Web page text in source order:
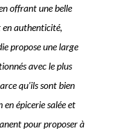
offrant une belle
en authenticité,
propose une large
avec le plus
qu’ils sont bien
épicerie salée et
pour proposer à